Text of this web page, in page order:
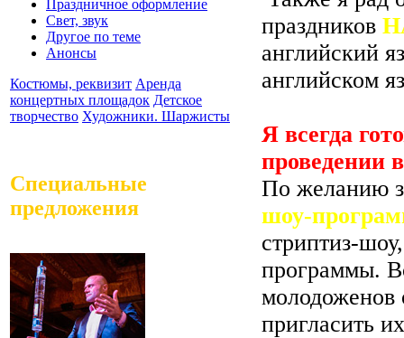
Праздничное оформление
Свет, звук
Другое по теме
Анонсы
Костюмы, реквизит Аренда
концертных площадок Детское
творчество Художники. Шаржисты
Специальные
предложения
праздников
английский
английском
Я всегда
проведении
По желанию
шоу-
стриптиз-
программы.
молодоженов
пригласить